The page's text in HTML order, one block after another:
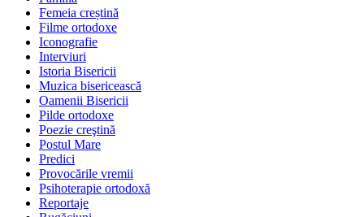
Femeia creștină
Filme ortodoxe
Iconografie
Interviuri
Istoria Bisericii
Muzica bisericească
Oamenii Bisericii
Pilde ortodoxe
Poezie creştină
Postul Mare
Predici
Provocările vremii
Psihoterapie ortodoxă
Reportaje